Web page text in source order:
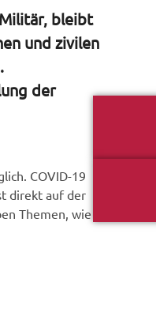
bleibt
und zivilen
der
COVID-19
direkt auf der
Themen, wie